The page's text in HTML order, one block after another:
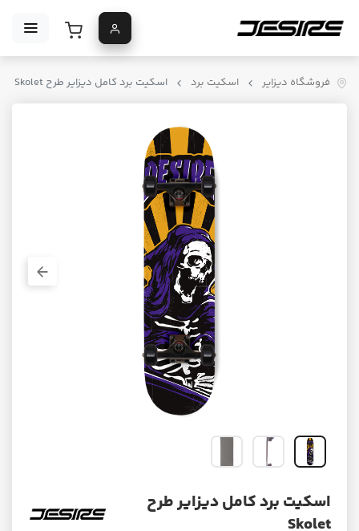
فروشگاه دیزایر اسکیت برد اسکیت برد کامل دیزایر طرح Skolet
اسکیت برد کامل دیزایر طرح
Skolet